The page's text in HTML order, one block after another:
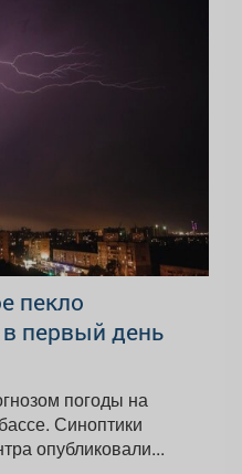
пекло
первый день
погоды на
опубликовали...